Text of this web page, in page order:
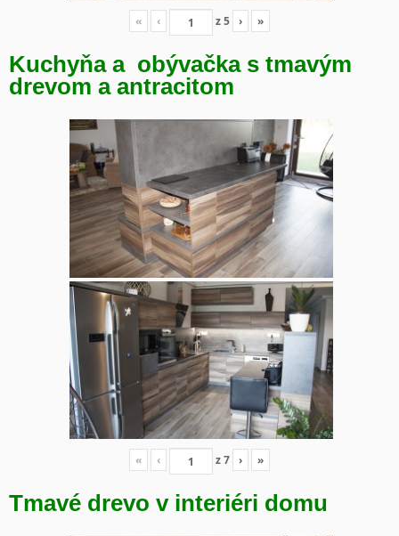
« ‹ z5 › »
Kuchyňa a obývačka s tmavým
drevom a antracitom
« ‹ z7 › »
Tmavé drevo v interiéri domu